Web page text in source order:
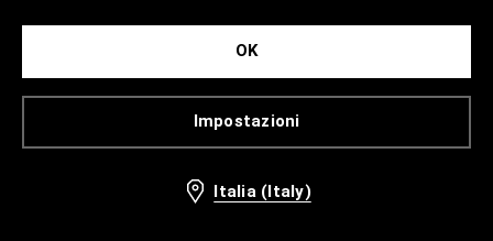
Impostazioni
OK
Italia (Italy)